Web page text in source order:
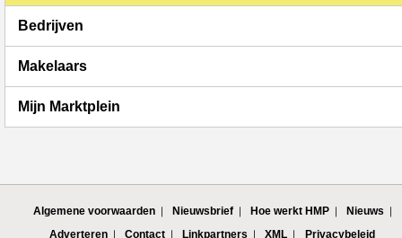
Bedrijven
Makelaars
Mijn Marktplein
Algemene voorwaarden Nieuwsbrief Hoe werkt HMP
Nieuws
Adverteren
Contact Linkpartners XML Privacybeleid